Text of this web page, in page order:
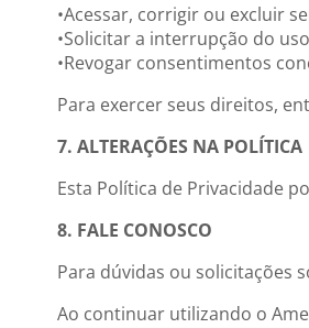
•Acessar, corrigir ou excluir
•Solicitar a interrupção do
•Revogar consentimentos
Para exercer seus direitos,
7. ALTERAÇÕES NA POLÍTICA
Esta Política de Privacidade
8. FALE CONOSCO
Para dúvidas ou solicitações
Ao continuar utilizando o